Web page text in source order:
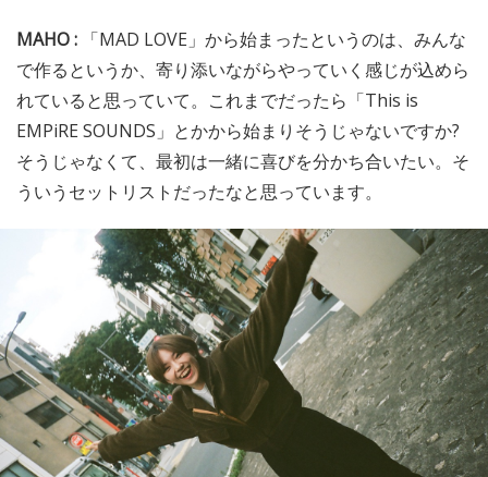
MAHO : 「MAD LOVE」から始まったというのは、みんな
で作るというか、寄り添いながらやっていく感じが込めら
れていると思っていて。これまでだったら「This is
EMPiRE SOUNDS」とかから始まりそうじゃないですか?
そうじゃなくて、最初は一緒に喜びを分かち合いたい。そ
ういうセットリストだったなと思っています。